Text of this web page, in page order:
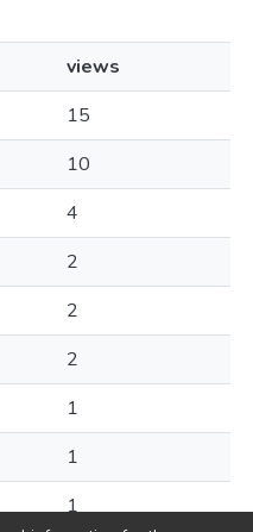
views
15
10
4
2
2
2
1
1
1